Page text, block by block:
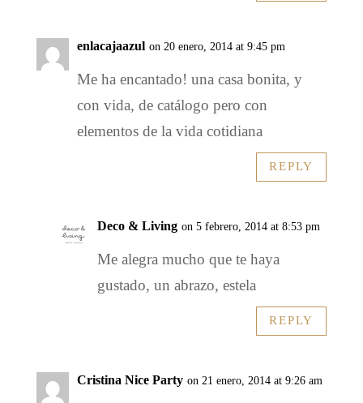
enlacajaazul on 20 enero, 2014 at 9:45 pm
Me ha encantado! una casa bonita, y
con vida, de catálogo pero con
elementos de la vida cotidiana
REPLY
Deco & Living on 5 febrero, 2014 at 8:53 pm
Me alegra mucho que te haya
gustado, un abrazo, estela
REPLY
Cristina Nice Party on 21 enero, 2014 at 9:26 am